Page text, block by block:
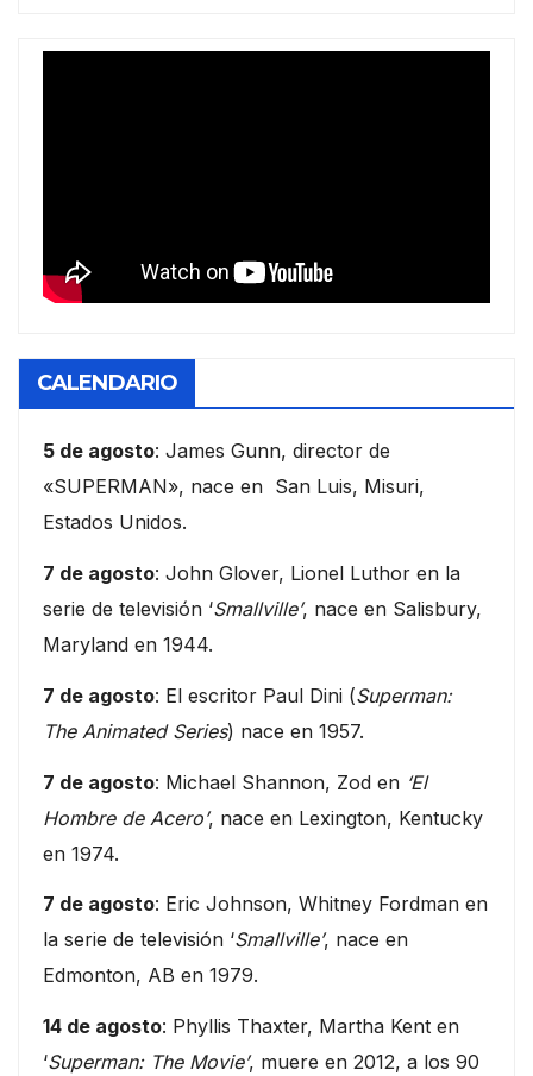
CALENDARIO
5 de agosto: James Gunn, director de
«SUPERMAN», nace en San Luis, Misuri,
Estados Unidos.
7 de agosto: John Glover, Lionel Luthor en la
serie de televisión ‘Smallville’, nace en Salisbury,
Maryland en 1944.
7 de agosto: El escritor Paul Dini (Superman:
The Animated Series) nace en 1957.
7 de agosto: Michael Shannon, Zod en ‘El
Hombre de Acero’, nace en Lexington, Kentucky
en 1974.
7 de agosto: Eric Johnson, Whitney Fordman en
la serie de televisión ‘Smallville’, nace en
Edmonton, AB en 1979.
14 de agosto: Phyllis Thaxter, Martha Kent en
‘Superman: The Movie’, muere en 2012, a los 90